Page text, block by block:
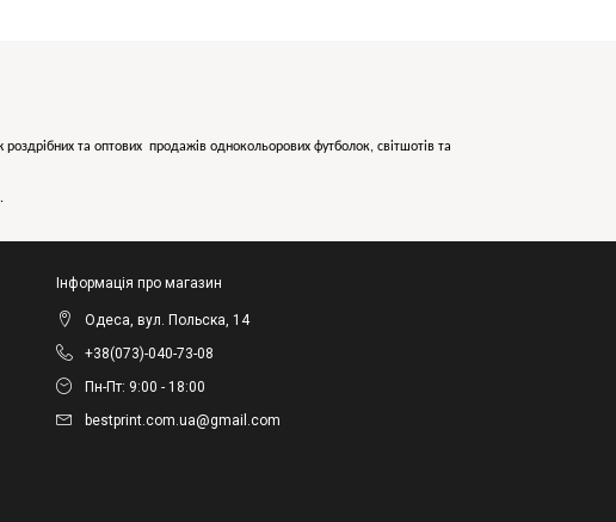
роздрібних та оптових продажів однокольорових футболок, світшотів та
Інформація про магазин
Одеса, вул. Польска, 14
+38(073)-040-73-08
Пн-Пт: 9:00 - 18:00
bestprint.com.ua@gmail.com